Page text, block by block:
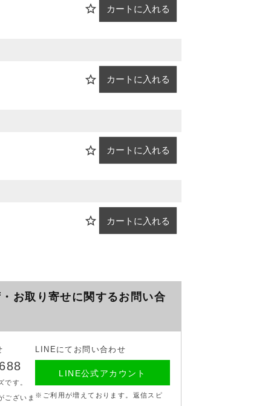
カートに入れる
カートに入れる
カートに入れる
カートに入れる
お取り寄せに関するお問い合
です。
ございま
LINEにてお問い合わせ
LINE公式アカウント
※ご利用が増えております。返信スピ